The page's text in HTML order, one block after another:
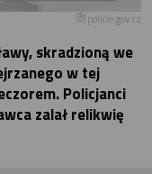
policie.gov.cz
skradzioną we
w tej
Policjanci
zalał relikwię